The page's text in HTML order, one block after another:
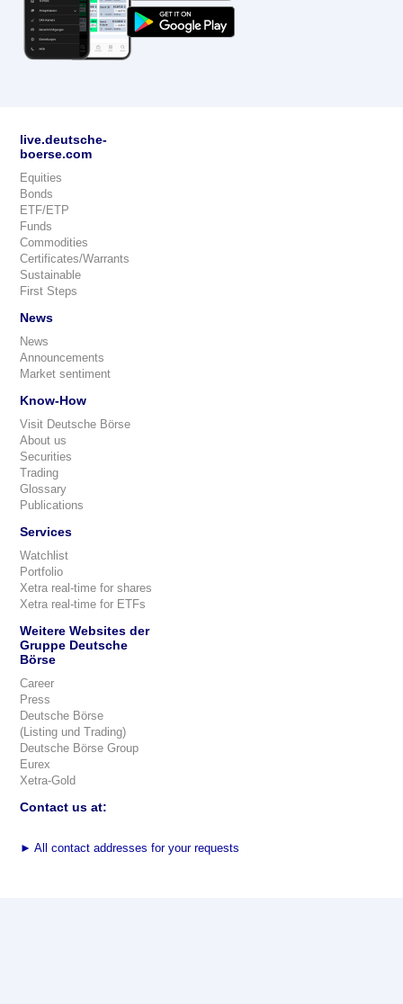
live.deutsche-
boerse.com
Equities
Bonds
ETF/ETP
Funds
Commodities
Certificates/Warrants
Sustainable
First Steps
News
News
Announcements
Market sentiment
Know-How
Visit Deutsche Börse
About us
Securities
Trading
Glossary
Publications
Services
Watchlist
Portfolio
Xetra real-time for shares
Xetra real-time for ETFs
Weitere Websites der
Gruppe Deutsche
Börse
Career
Press
Deutsche Börse
(Listing und Trading)
Deutsche Börse Group
Eurex
Xetra-Gold
Contact us at:
► All contact addresses for your requests